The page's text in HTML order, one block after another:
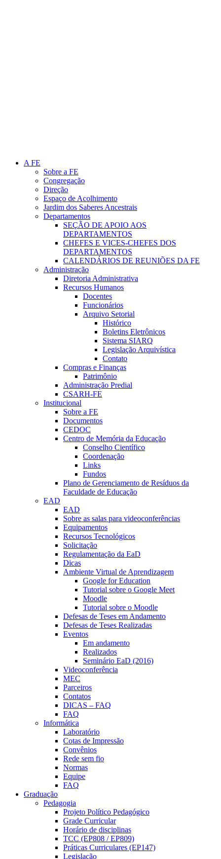
A FE
Sobre a FE
Congregação
Direção
Espaço de Acolhimento
Jardim dos Saberes Ancestrais
Departamentos
SEÇÃO DE APOIO AOS
DEPARTAMENTOS
CHEFES E VICES-CHEFES DOS
DEPARTAMENTOS
CALENDÁRIOS DE REUNIÕES DA FE
Administração
Diretoria Administrativa
Recursos Humanos
Docentes
Funcionários
Arquivo Setorial
Histórico
Boletins Eletrônicos
Sistema SIARQ
Legislação Arquivística
Contato
Compras e Finanças
Patrimônio
Administração Predial
CSARH-FE
Institucional
Sobre a FE
Documentos
CEDOC
Centro de Memória da Educação
Conselho Científico
Coordenação
Links
Fundos
Plano de Gerenciamento de Resíduos da
Faculdade de Educação
EAD
EAD
Sobre as salas para videoconferências
Equipamentos
Recursos Tecnológicos
Solicitação
Regulamentação da EaD
Dicas
Ambiente Virtual de Aprendizagem
Google for Education
Tutorial sobre o Google Meet
Moodle
Tutorial sobre o Moodle
Defesas de Teses em Andamento
Defesas de Teses Realizadas
Eventos
Em andamento
Realizados
Seminário EaD (2016)
Videoconferência
MEC
Parceiros
Contatos
DICAS – FAQ
FAQ
Informática
Laboratório
Cotas de Impressão
Convênios
Rede sem fio
Normas
Equipe
FAQ
Graduação
Pedagogia
Projeto Político Pedagógico
Grade Curricular
Horário de disciplinas
TCC (EP808 / EP809)
Práticas Curriculares (EP147)
Legislação